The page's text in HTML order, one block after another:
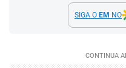
SIGA O EM NO